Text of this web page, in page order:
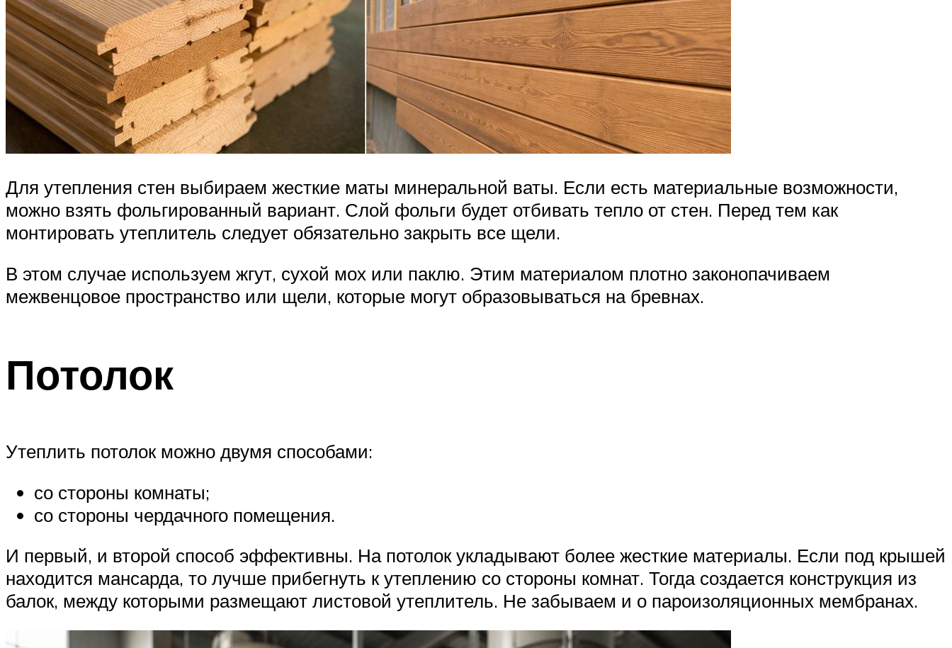
Для утепления стен выбираем жесткие маты минеральной ваты. Если есть материальные возможности,
можно взять фольгированный вариант. Слой фольги будет отбивать тепло от стен. Перед тем как
монтировать утеплитель следует обязательно закрыть все щели.
В этом случае используем жгут, сухой мох или паклю. Этим материалом плотно законопачиваем
межвенцовое пространство или щели, которые могут образовываться на бревнах.
Потолок
Утеплить потолок можно двумя способами:
со стороны комнаты;
со стороны чердачного помещения.
И первый, и второй способ эффективны. На потолок укладывают более жесткие материалы. Если под крышей
находится мансарда, то лучше прибегнуть к утеплению со стороны комнат. Тогда создается конструкция из
балок, между которыми размещают листовой утеплитель. Не забываем и о пароизоляционных мембранах.